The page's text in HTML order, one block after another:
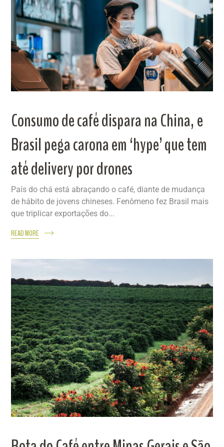
Consumo de café dispara na China, e
Brasil pega carona em ‘hype’ que tem
até delivery por drones
País do chá está abraçando o café, diante de mudança
de hábito de jovens chineses. Fenômeno fez Brasil mais
que triplicar exportações do...
READ MORE